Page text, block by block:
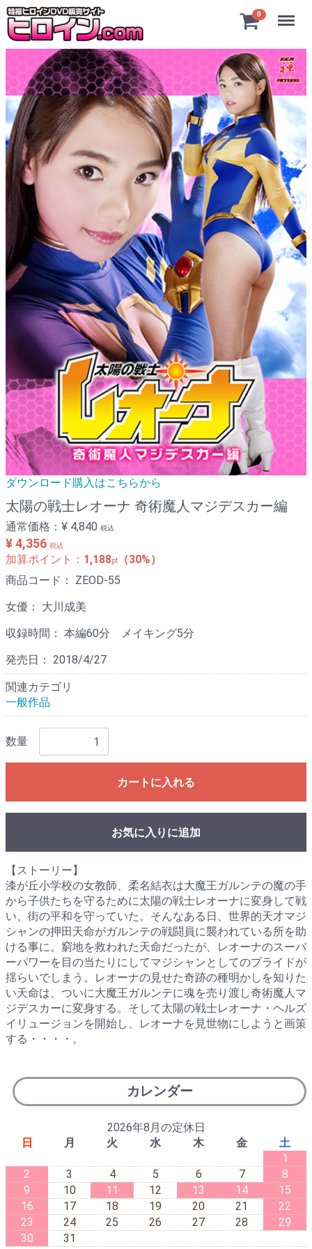
0 Menu
ダウンロード購入はこちらから
太陽の戦士レオーナ 奇術魔人マジデスカー編
通常価格： ¥ 4,840 税込
¥ 4,356 税込
加算ポイント： 1,188pt
（30%）
商品コード： ZEOD-55
女優： 大川成美
収録時間： 本編60分 メイキング5分
発売日： 2018/4/27
関連カテゴリ
一般作品
数量
カートに入れる
お気に入りに追加
【ストーリー】
漆が丘小学校の女教師、柔名結衣は大魔王ガルンテの魔の手
から子供たちを守るために太陽の戦士レオーナに変身して戦
い、街の平和を守っていた。そんなある日、世界的天才マジ
シャンの押田天命がガルンテの戦闘員に襲われている所を助
ける事に。窮地を救われた天命だったが、レオーナのスーパ
ーパワーを目の当たりにしてマジシャンとしてのプライドが
揺らいでしまう。レオーナの見せた奇跡の種明かしを知りた
い天命は、ついに大魔王ガルンテに魂を売り渡し奇術魔人マ
ジデスカーに変身する。そして太陽の戦士レオーナ・ヘルズ
イリュージョンを開始し、レオーナを見世物にしようと画策
する・・・・。
カレンダー
2026年8月の定休日
日
月 火 水 木 金
土
1
2
3 4 5 6 7
8
9
10 11 12 13 14
15
16
17 18 19 20 21
22
23
24 25 26 27 28
29
30
31